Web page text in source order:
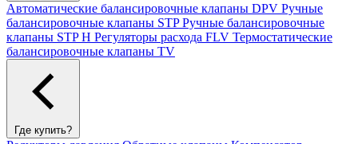
Автоматические балансировочные клапаны DPV Ручные
балансировочные клапаны STPРучные балансировочные
клапаны STP H Регуляторы расхода FLV Термостатические
балансировочные клапаны TV
Где купить?